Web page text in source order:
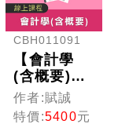
CBH011091
【會計學
(含概要)】
記帳士(線
上版)
作者:賦誠
特價:5400元